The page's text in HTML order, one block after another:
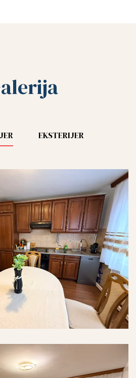
EKSTERIJER